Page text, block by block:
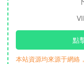
點
本站資源均來源于網絡